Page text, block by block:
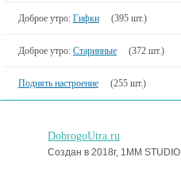
Доброе утро: Гифки (395 шт.)
Доброе утро: Старинные (372 шт.)
Поднять настроение (255 шт.)
DobrogoUtra.ru
Создан в 2018г, 1MM STUDIO